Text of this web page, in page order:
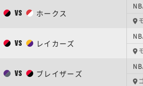
VS ホークス
VS レイカーズ
VS ブレイザーズ